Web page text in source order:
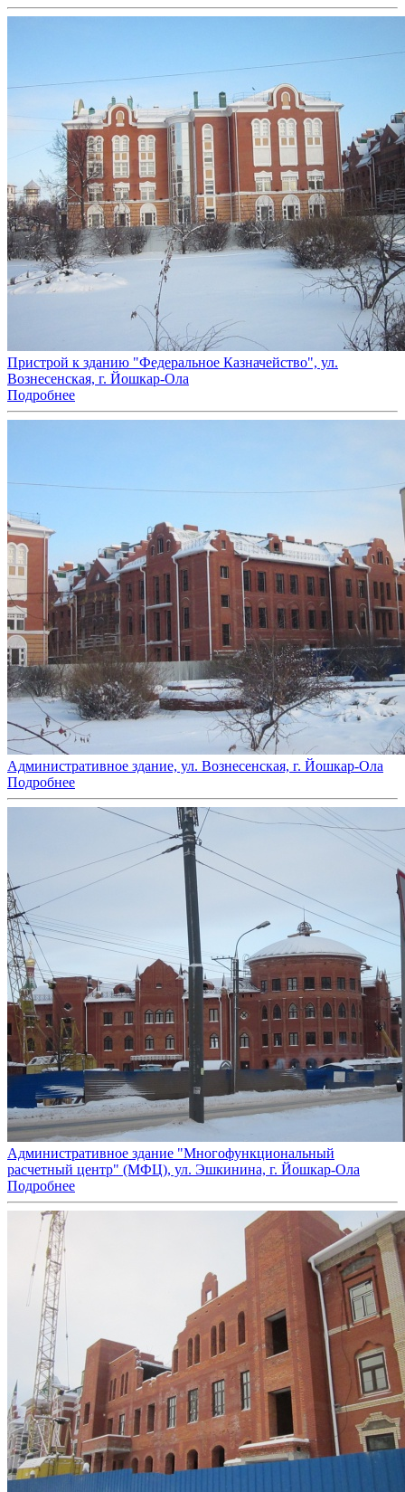
Пристрой к зданию "Федеральное Казначейство", ул.
Вознесенская, г. Йошкар-Ола
Подробнее
Административное здание, ул. Вознесенская, г. Йошкар-Ола
Подробнее
Административное здание "Многофункциональный
расчетный центр" (МФЦ), ул. Эшкинина, г. Йошкар-Ола
Подробнее